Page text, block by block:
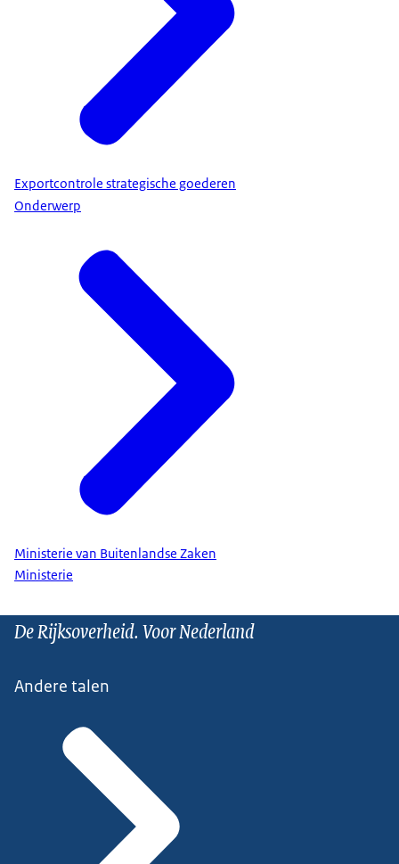
Exportcontrole strategische goederen
Onderwerp
Ministerie van Buitenlandse Zaken
Ministerie
De Rijksoverheid. Voor Nederland
Andere talen